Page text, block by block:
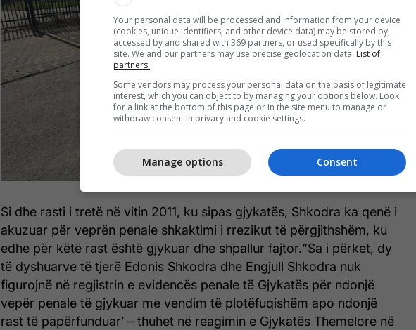
Si dhe rasti i tretë në vitin 2011, ku sipas gjykatës, Shkodra ka qenë i
akuzuar për veprën penale shkaktimi i rrezikut të përgjithshëm, ku
edhe për këtë rast është gjykuar dhe shpallur fajtor.“Sa i përket, dy
të dyshuarve të tjerë Edonis Shkodra dhe Engjull Shkodra nuk
figurojnë në regjistrin e evidencës penale të Gjykatës për ndonjë
vepër penale të gjykuar me vendim të plotëfuqishëm apo ndonjë
rast të papërfunduar’ – thuhet në reagimin e Gjykatës Themelore në
Your personal data will be processed and information from your device
(cookies, unique identifiers, and other device data) may be stored by,
accessed by and shared with 369 partners, or used specifically by this
site. We and our partners may use precise geolocation data. List of
partners.
Some vendors may process your personal data on the basis of legitimate
interest, which you can object to by managing your options below. Look
for a link at the bottom of this page or in the site menu to manage or
withdraw consent in privacy and cookie settings.
Consent
Manage options